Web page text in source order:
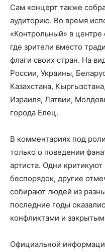
Сам концерт также
аудиторию. Во время
«Контрольный» в центре
где зрители вместо
флаги своих стран. На
России, Украины,
Казахстана,
Израиля, Латвии,
города Елец.
В комментариях под
только о поведении
артиста. Одни
беспорядок, другие
собирают людей из
последние годы
конфликтами и
Официальной